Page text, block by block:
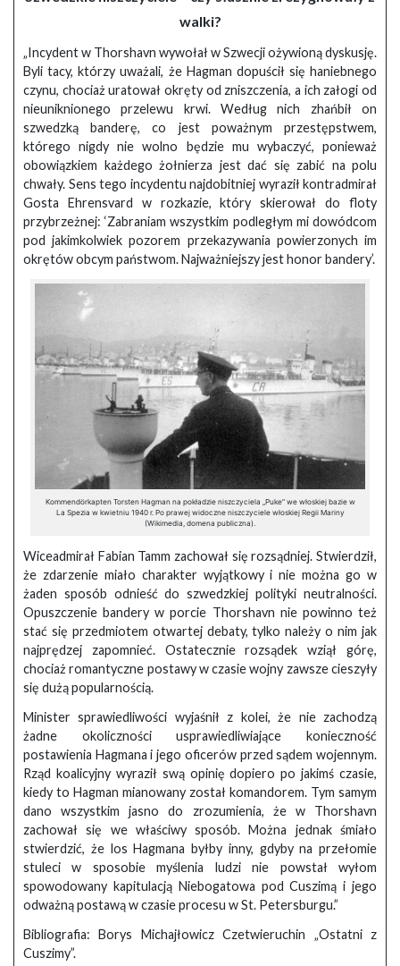
walki?
„Incydent w Thorshavn wywołał w Szwecji ożywioną dyskusję.
Byli tacy, którzy uważali, że Hagman dopuścił się haniebnego
czynu, chociaż uratował okręty od zniszczenia, a ich załogi od
nieuniknionego przelewu krwi. Według nich zhańbił on
szwedzką banderę, co jest poważnym przestępstwem,
którego nigdy nie wolno będzie mu wybaczyć, ponieważ
obowiązkiem każdego żołnierza jest dać się zabić na polu
chwały. Sens tego incydentu najdobitniej wyraził kontradmirał
Gosta Ehrensvard w rozkazie, który skierował do floty
przybrzeżnej: ‘Zabraniam wszystkim podległym mi dowódcom
pod jakimkolwiek pozorem przekazywania powierzonych im
okrętów obcym państwom. Najważniejszy jest honor bandery’.
Kommendörkapten Torsten Hagman na pokładzie niszczyciela „Puke” we włoskiej bazie w
La Spezia w kwietniu 1940 r. Po prawej widoczne niszczyciele włoskiej Regii Mariny
(Wikimedia, domena publiczna).
Wiceadmirał Fabian Tamm zachował się rozsądniej. Stwierdził,
że zdarzenie miało charakter wyjątkowy i nie można go w
żaden sposób odnieść do szwedzkiej polityki neutralności.
Opuszczenie bandery w porcie Thorshavn nie powinno też
stać się przedmiotem otwartej debaty, tylko należy o nim jak
najprędzej zapomnieć. Ostatecznie rozsądek wziął górę,
chociaż romantyczne postawy w czasie wojny zawsze cieszyły
się dużą popularnością.
Minister sprawiedliwości wyjaśnił z kolei, że nie zachodzą
żadne okoliczności usprawiedliwiające konieczność
postawienia Hagmana i jego oficerów przed sądem wojennym.
Rząd koalicyjny wyraził swą opinię dopiero po jakimś czasie,
kiedy to Hagman mianowany został komandorem. Tym samym
dano wszystkim jasno do zrozumienia, że w Thorshavn
zachował się we właściwy sposób. Można jednak śmiało
stwierdzić, że los Hagmana byłby inny, gdyby na przełomie
stuleci w sposobie myślenia ludzi nie powstał wyłom
spowodowany kapitulacją Niebogatowa pod Cuszimą i jego
odważną postawą w czasie procesu w St. Petersburgu.”
Bibliografia: Borys Michajłowicz Czetwieruchin „Ostatni z
Cuszimy”.